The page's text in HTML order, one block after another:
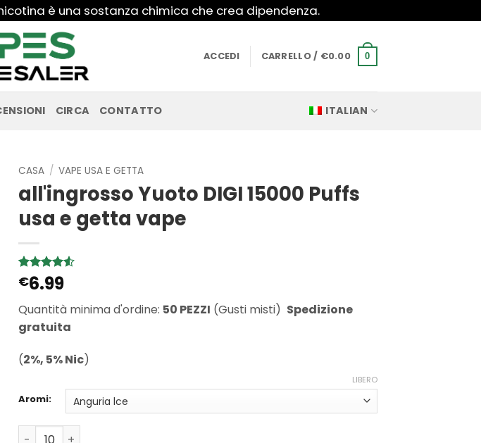
è una sostanza chimica che crea dipendenza.
ACCEDI CARRELLO / €0.00 0
CIRCA CONTATTO ITALIAN
CASA / VAPE USA E GETTA
all'ingrosso Yuoto DIGI 15000 Puffs
usa e getta vape
Valutato
4.5su 5
4
recensioni
€6.99
Quantità minima d'ordine: 50 PEZZI (Gusti misti) Spedizione
gratuita
(2%, 5% Nic)
Aromi:
LIBERO
Quantità Wholesale Yuoto DIGI 15000 Puffs disposable vape